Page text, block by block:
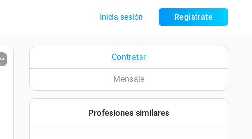
Inicia sesión Regístrate
Contratar
Mensaje
Profesiones similares